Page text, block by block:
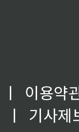
ㅣ
이용약
ㅣ
기사제